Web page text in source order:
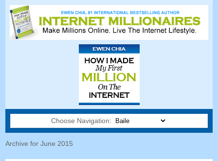
Choose Navigation:
Archive for June 2015